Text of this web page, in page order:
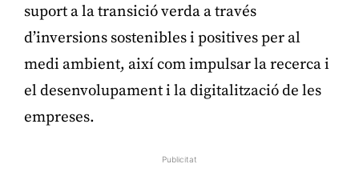
suport a la transició verda a través
d’inversions sostenibles i positives per al
medi ambient, així com impulsar la recerca i
el desenvolupament i la digitalització de les
empreses.
Publicitat